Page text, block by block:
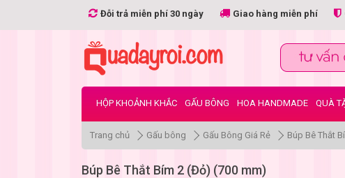
Đỗi trả miễn phí 30 ngày Giao hàng miễn phí
HỘP KHOẢNH KHẮC GẤU BÔNG HOA HANDMADE QUÀ
Trang chủ Gấu bông Gấu Bông Giá Rẻ Búp Bê Thắt
Búp Bê Thắt Bím 2 (Đỏ) (700 mm)